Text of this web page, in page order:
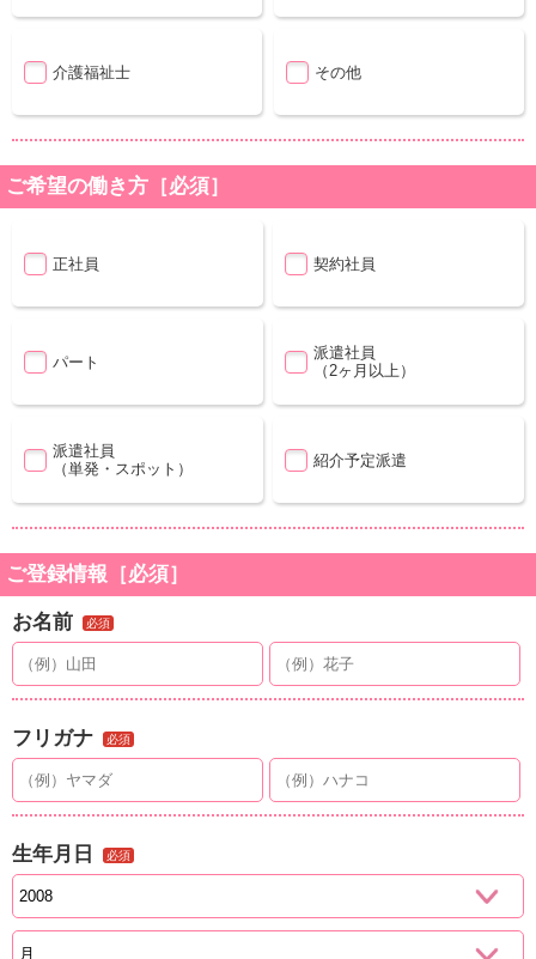
介護福祉士 その他
ご希望の働き方［必須］
正社員 契約社員
パート
派遣社員
（2ヶ月以上）
派遣社員
（単発・スポット）
紹介予定派遣
ご登録情報［必須］
お名前 必須
フリガナ 必須
生年月日 必須